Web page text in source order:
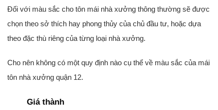
Đối với màu sắc cho tôn mái nhà xưởng thông thường sẽ được
chọn theo sở thích hay phong thủy của chủ đầu tư, hoặc dựa
theo đặc thù riêng của từng loại nhà xưởng.
Cho nên không có một quy định nào cụ thể về màu sắc của mái
tôn nhà xưởng quận 12.
Giá thành